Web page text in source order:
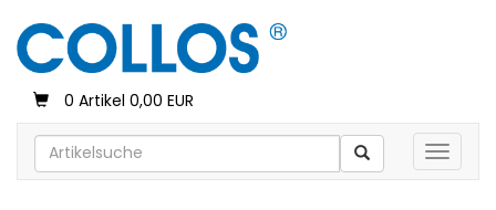
0 Artikel 0,00 EUR
Toggle